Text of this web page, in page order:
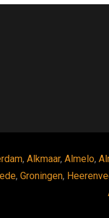
, Alkmaar, Almelo,
, Groningen,